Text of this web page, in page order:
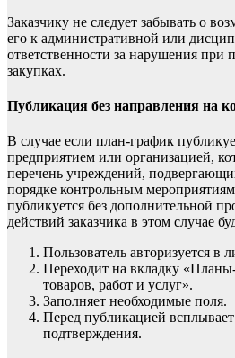
Заказчику не следует забывать о
его к административной или
ответственности за нарушения при
закупках.
Публикация без направления на
В случае если план-график
предприятием или организацией,
перечень учреждений,
порядке контрольным
публикуется без дополнительной
действий заказчика в этом случае
Пользователь авторизуется
Переходит на вкладку
товаров, работ и услуг».
Заполняет необходимые поля.
Перед публикацией
подтверждения.